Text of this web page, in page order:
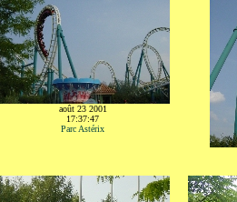
août 23 2001
17:37:47
Parc Astérix